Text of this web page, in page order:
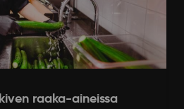
raaka-aineissa